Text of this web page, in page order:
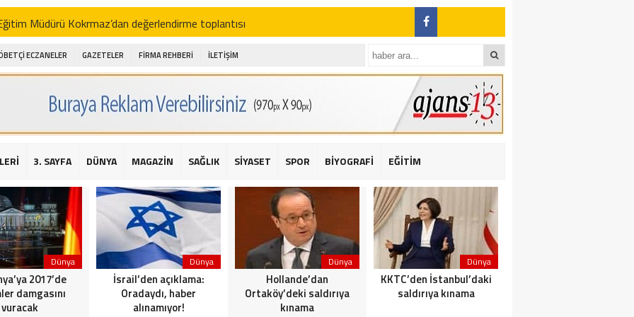
Müdürü Kokrmaz’dan değerlendirme toplantısı
Alibeyoğlu, Aile Destek Merkezini ziyaret etti
ıhlamur piyasalarda
şehitleri için bayraklı kayak gösterileri düzenlenecek
için yardım kermesi
2016 yılı değerlendirmesi
Sarıyer Çayırbaşı Cezayirli Hasan Paşa Camii’nde silahlı saldırı: 2 yaralı
Bahçeli’den Reina’ya düzenlenen terör saldırısına ilişkin açıklama
ECZANELER GAZETELER FİRMA REHBERİ İLETİŞİM
3. SAYFA DÜNYA MAGAZİN SAĞLIK SİYASET SPOR BİYOGRAFİ EĞİTİM
Dünya
2017’de
damgasını
vuracak
Dünya
İsrail’den açıklama:
Oradaydı, haber
alınamıyor!
Dünya
Hollande’dan
Ortaköy’deki saldırıya
kınama
Dünya
KKTC’den İstanbul’daki
saldırıya kınama